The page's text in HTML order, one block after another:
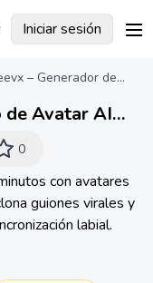
Iniciar sesión
– Generador de...
de Avatar AI
y
0
con avatares
guiones virales y
labial.